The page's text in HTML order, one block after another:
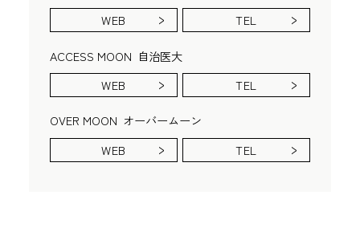
WEB
TEL
ACCESS MOON 自治医大
WEB
TEL
OVER MOON オーバームーン
WEB
TEL